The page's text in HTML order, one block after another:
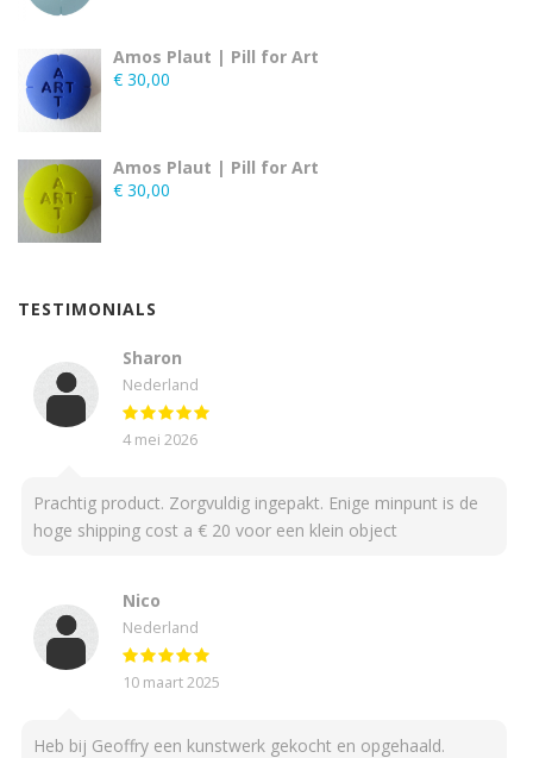
Amos Plaut | Pill for Art
€ 30,00
Amos Plaut | Pill for Art
€ 30,00
TESTIMONIALS
Sharon
Nederland
4 mei 2026
Prachtig product. Zorgvuldig ingepakt. Enige minpunt is de
hoge shipping cost a € 20 voor een klein object
Nico
Nederland
10 maart 2025
Heb bij Geoffry een kunstwerk gekocht en opgehaald.